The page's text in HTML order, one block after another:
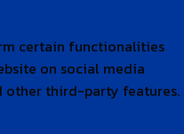
how visitors
help provide
of visitors, bounce rate,